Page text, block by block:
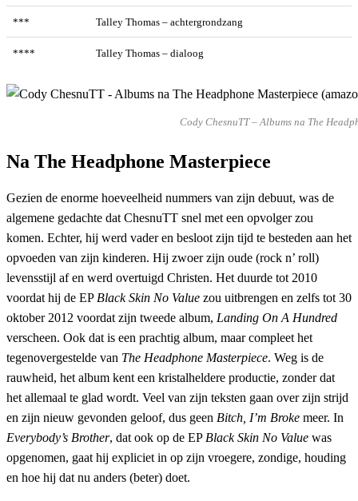
*** Talley Thomas – achtergrondzang
**** Talley Thomas – dialoog
Cody ChesnuTT – Albums na The
Na The Headphone Masterpiece
Gezien de enorme hoeveelheid nummers van zijn debuut, was de
algemene gedachte dat ChesnuTT snel met een opvolger zou
komen. Echter, hij werd vader en besloot zijn tijd te besteden aan het
opvoeden van zijn kinderen. Hij zwoer zijn oude (rock n’ roll)
levensstijl af en werd overtuigd Christen. Het duurde tot 2010
voordat hij de EP Black Skin No Value zou uitbrengen en zelfs tot 30
oktober 2012 voordat zijn tweede album, Landing On A Hundred
verscheen. Ook dat is een prachtig album, maar compleet het
tegenovergestelde van The Headphone Masterpiece. Weg is de
rauwheid, het album kent een kristalheldere productie, zonder dat
het allemaal te glad wordt. Veel van zijn teksten gaan over zijn strijd
en zijn nieuw gevonden geloof, dus geen Bitch, I’m Broke meer. In
Everybody’s Brother, dat ook op de EP Black Skin No Value was
opgenomen, gaat hij expliciet in op zijn vroegere, zondige, houding
en hoe hij dat nu anders (beter) doet.